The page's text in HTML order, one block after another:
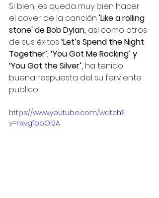
Si bien les queda muy bien hacer
el cover de la canción 'Like a rolling
stone' de Bob Dylan, asi como otros
de sus éxitos ‘Let’s Spend the Night
Together’, ‘You Got Me Rocking’ y
‘You Got the Silver’, ha tenido
buena respuesta del su ferviente
publico.
https://www.youtube.com/watch?
v=nxvgfpoOi2A